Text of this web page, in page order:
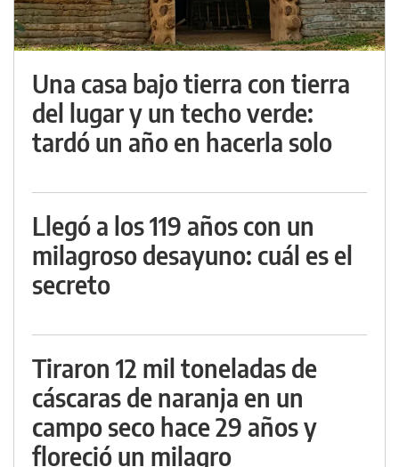
Una casa bajo tierra con tierra
del lugar y un techo verde:
tardó un año en hacerla solo
Llegó a los 119 años con un
milagroso desayuno: cuál es el
secreto
Tiraron 12 mil toneladas de
cáscaras de naranja en un
campo seco hace 29 años y
floreció un milagro